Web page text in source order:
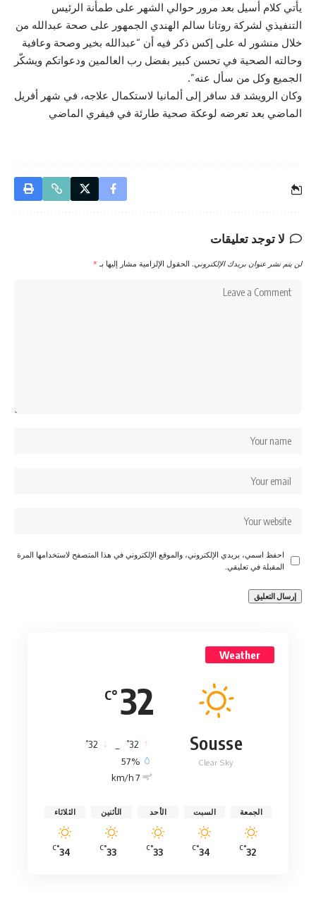
يأتي كلام أسيل بعد مرور حوالي الشهر على طمأنة الرئيس
التنفيذي لشركة روتانا سالم الهندي الجمهور على صحة عبدالله من
خلال منشور له على إكس ذكر فيه أن “عبدالله بخير وصحة وعافية
وحالته الصحية في تحسن كبير بفضل رب العالمين ودعواتكم ويشكّر
الجميع وكل من سأل عنه”.
وكان الرويشد قد سافر إلى ألمانيا لاستكمال علاجه، في شهر أفريل
الماضي بعد تعرضه لوعكة صحية طارئة في فيفري الماضي
لا توجد تعليقات
لن يتم نشر عنوان بريدك الإلكتروني. الحقول الإلزامية مشار إليها بـ *
احفظ اسمي، بريدي الإلكتروني، والموقع الإلكتروني في هذا المتصفح لاستخدامها المرة
المقبلة في تعليقي.
Weather
32
°C
Sousse
Clear Sky
32
°
32
°
57%
7 km/h
الجمعة
32
°C
السبت
34
°C
الأحد
33
°C
الأثنين
33
°C
الثلاثاء
34
°C